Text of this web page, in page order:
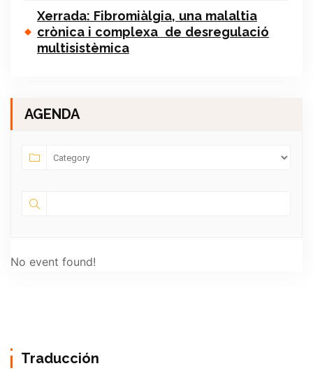
Xerrada: Fibromiàlgia, una malaltia
crònica i complexa de desregulació
multisistèmica
AGENDA
No event found!
Traducción